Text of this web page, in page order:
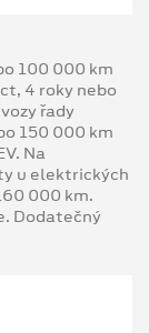
100 000 km
4 roky nebo
řady
150 000 km
Na
u elektrických
000 km.
Dodatečný